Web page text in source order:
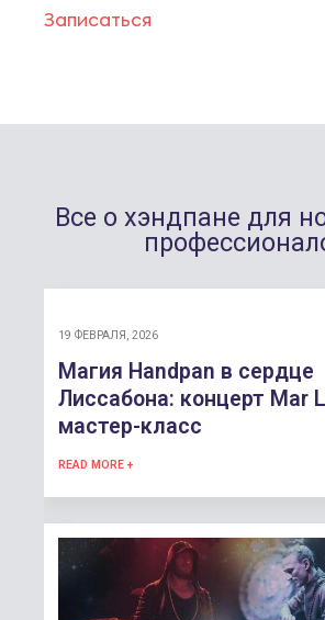
Записаться
Все о хэндпане для
19 ФЕВРАЛЯ, 2026
Магия Handpan в сердце
Лиссабона: концерт Mar
мастер-класс
READ MORE +